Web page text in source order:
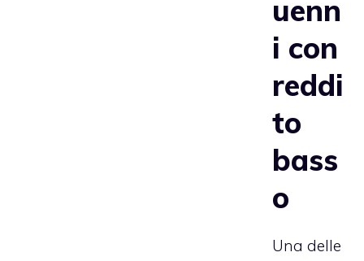
uenn
i con
reddi
to
bass
o
Una delle